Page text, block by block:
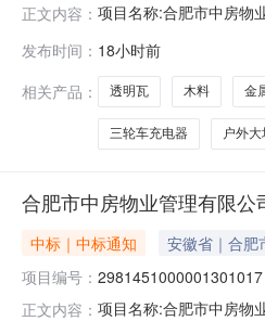
正文内容： 项目名称:合肥市中房物
称:合肥市中房物业管理
发布时间： 18小时前
相关产品：
透明瓦 木料 金
三轮车充电器 户外
合肥市中房物业管理有限
中标｜中标通知 安徽省｜合肥
项目编号： 2981451000001301017
正文内容： 项目名称:合肥市中房物